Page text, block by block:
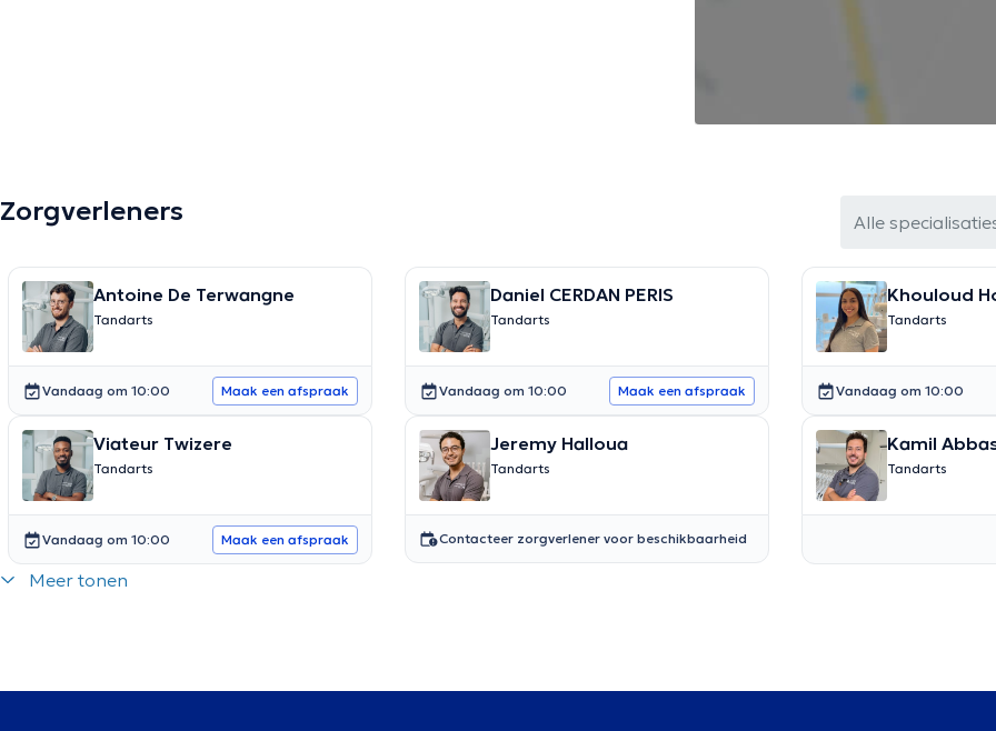
Zorgverleners Alle
Antoine De Terwangne
Tandarts
Vandaag om 10:00 Maak een afspraak
Daniel CERDAN PERIS
Tandarts
Vandaag om 10:00 Maak een afspraak
Khouloud
Tandarts
Vandaag om 10:00
Viateur Twizere
Tandarts
Vandaag om 10:00 Maak een afspraak
Jeremy Halloua
Tandarts
Contacteer zorgverlener voor beschikbaarheid
Kamil
Tandarts
Meer tonen